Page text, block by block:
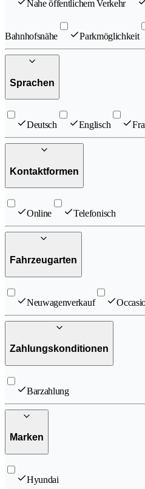
Nahe öffentlichem Verkehr
Bahnhofsnähe Parkmöglichkeit
Sprachen
Deutsch Englisch
Kontaktformen
Online Telefonisch
Fahrzeugarten
Neuwagenverkauf
Zahlungskonditionen
Barzahlung
Marken
Hyundai